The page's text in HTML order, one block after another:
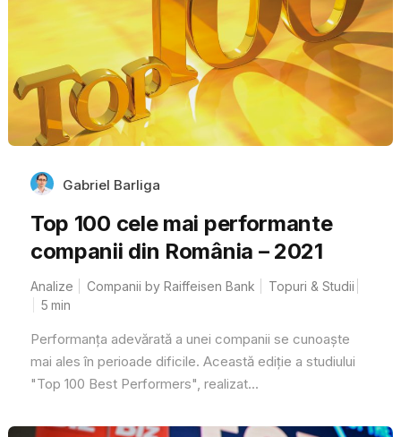
Gabriel Barliga
Top 100 cele mai performante
companii din România – 2021
Analize Companii by Raiffeisen Bank
Topuri & Studii
5 min
Performanța adevărată a unei companii se cunoaște
mai ales în perioade dificile. Această ediție a studiului
"Top 100 Best Performers", realizat...